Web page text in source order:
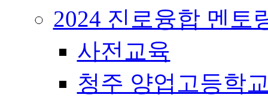
2024 진로융합 멘토
사전교육
청주 양업고등학